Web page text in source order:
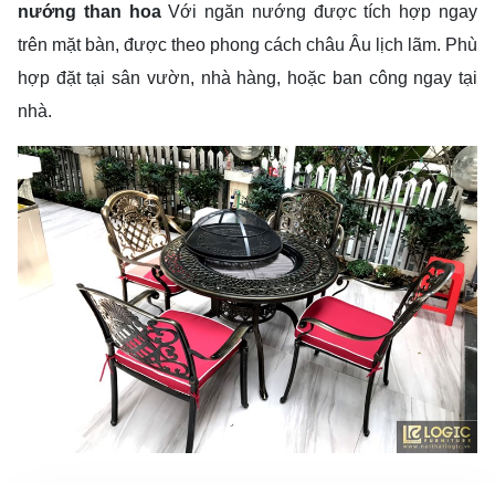
nướng than hoaVới ngăn nướng được tích hợp ngay
trên mặt bàn, được theo phong cách châu Âu lịch lãm. Phù
hợp đặt tại sân vườn, nhà hàng, hoặc ban công ngay tại
nhà.